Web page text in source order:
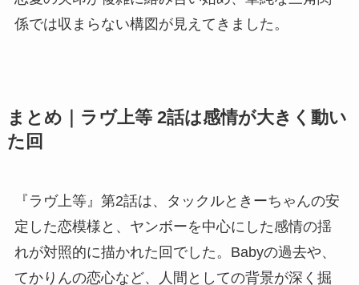
係では収まらない構図が見えてきました。
まとめ｜ラヴ上等 2話は感情が大きく動い
た回
『ラヴ上等』第2話は、タックルときーちゃんの安
定した恋模様と、ヤンボーを中心にした感情の揺
れが対照的に描かれた回でした。Babyの過去や、
てかりんの恋心など、人間としての背景が深く掘